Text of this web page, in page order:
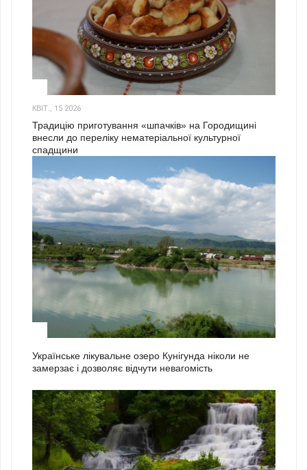
КВІТ., 15 2026
Традицію приготування «шпачків» на Городищині
внесли до переліку нематеріальної культурної
спадщини
Українське лікувальне озеро Кунігунда ніколи не
замерзає і дозволяє відчути невагомість